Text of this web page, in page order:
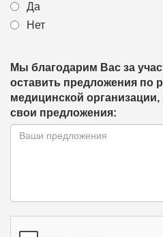
Да
Нет
Мы благодарим Вас за
оставить предложения по
медицинской
свои предложения: